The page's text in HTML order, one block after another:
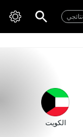
نتائجي
الكويت